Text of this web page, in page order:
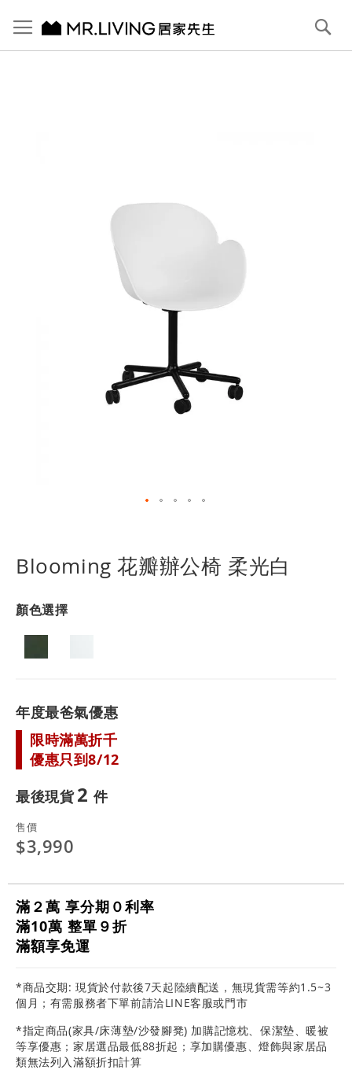
Blooming 花瓣辦公椅 柔光白
顏色選擇
年度最爸氣優惠
限時滿萬折千
優惠只到8/12
最後現貨2
售價
$3,990
滿２萬 享分期０利率
滿10萬 整單９折
滿額享免運
*商品交期: 現貨於付款後7天起陸續配送，無現貨需等約1.5~3
個月；有需服務者下單前請洽LINE客服或門市
*指定商品(家具/床薄墊/沙發腳凳) 加購記憶枕、保潔墊、暖被
等享優惠；家居選品最低88折起；享加購優惠、燈飾與家居品
類無法列入滿額折扣計算